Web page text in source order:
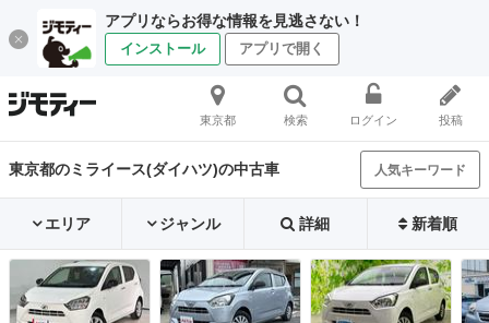
アプリならお得な情報を見逃さない！
インストール アプリで開く
東京都 検索 ログイン 投稿
東京都のミライース(ダイハツ)の中古車 人気キーワード
エリア ジャンル 詳細 新着順